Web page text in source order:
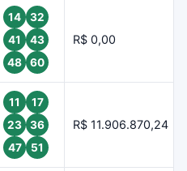
14
32
41
43
48
60
R$ 0,00
11
17
23
36
47
51
R$ 11.906.870,24